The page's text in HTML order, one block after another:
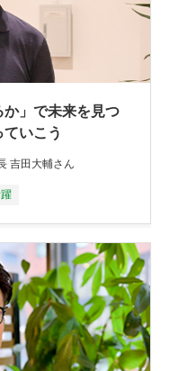
か」で未来を見つ
いこう
吉田大輔さん